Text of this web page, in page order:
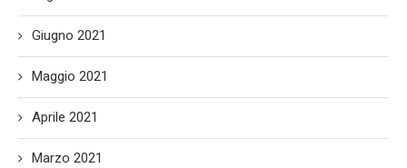
Giugno 2021
Maggio 2021
Aprile 2021
Marzo 2021